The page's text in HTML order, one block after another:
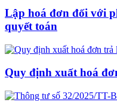
Lập hoá đơn đối với
quyết toán
Quy định xuất hoá